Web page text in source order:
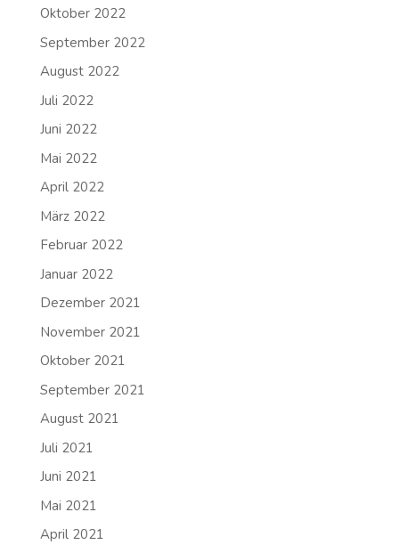
Oktober 2022
September 2022
August 2022
Juli 2022
Juni 2022
Mai 2022
April 2022
März 2022
Februar 2022
Januar 2022
Dezember 2021
November 2021
Oktober 2021
September 2021
August 2021
Juli 2021
Juni 2021
Mai 2021
April 2021